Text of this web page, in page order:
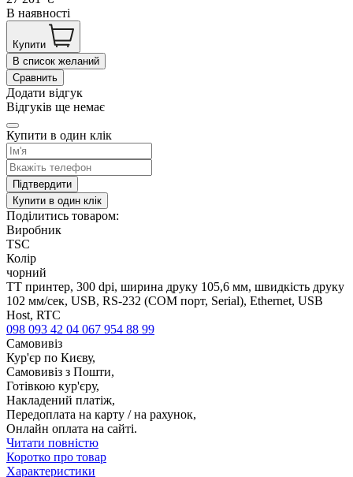
В наявності
Купити
В список желаний
Сравнить
Додати відгук
Відгуків ще немає
Купити в один клік
Підтвердити
Купити в один клік
Поділитись товаром:
Виробник
TSC
Колір
чорний
TT принтер, 300 dpi, ширина друку 105,6 мм, швидкість друку
102 мм/сек, USB, RS-232 (COM порт, Serial), Ethernet, USB
Host, RTC
098 093 42 04 067 954 88 99
Самовивіз
Кур'єр по Києву,
Самовивіз з Пошти,
Готівкою кур'єру,
Накладений платіж,
Передоплата на карту / на рахунок,
Онлайн оплата на сайті.
Читати повністю
Коротко про товар
Характеристики